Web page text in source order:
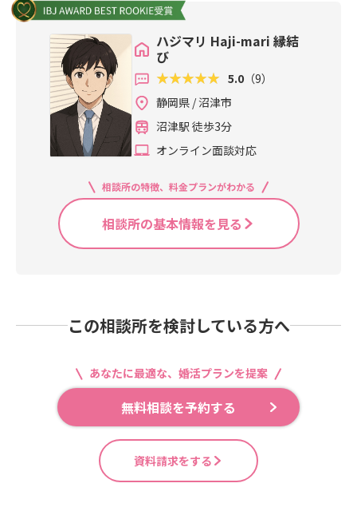
ハジマリ Haji-mari 縁結
び
5.0 （9）
静岡県 / 沼津市
沼津駅 徒歩3分
オンライン面談対応
相談所の特徴、料金プランがわかる
相談所の基本情報を見る
この相談所を検討している方へ
あなたに最適な、婚活プランを提案
無料相談を予約する
資料請求をする